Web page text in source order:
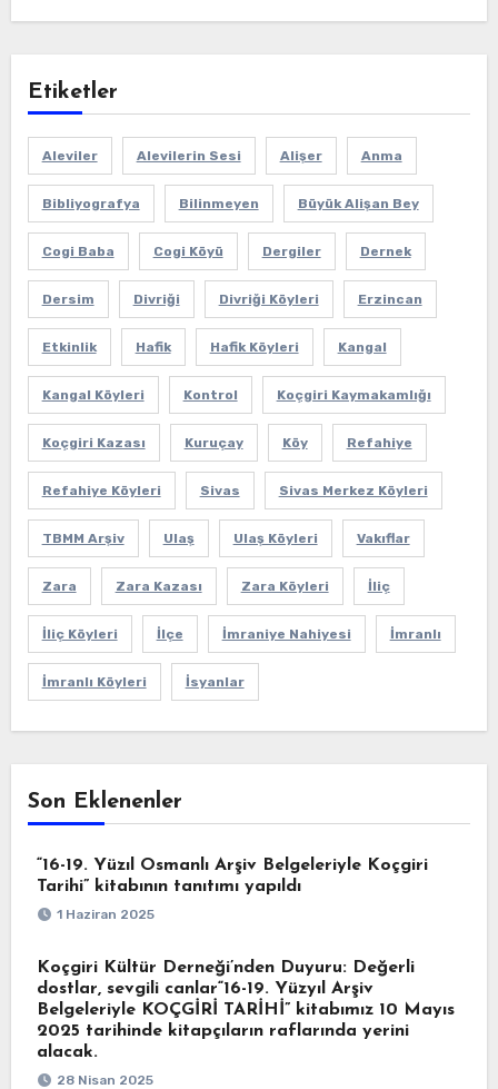
Etiketler
Aleviler Alevilerin Sesi Alişer Anma
Bibliyografya Bilinmeyen Büyük Alişan Bey
Cogi Baba Cogi Köyü Dergiler Dernek
Dersim Divriği Divriği Köyleri Erzincan
Etkinlik Hafik Hafik Köyleri Kangal
Kangal Köyleri Kontrol Koçgiri Kaymakamlığı
Koçgiri Kazası Kuruçay Köy Refahiye
Refahiye Köyleri Sivas Sivas Merkez Köyleri
TBMM Arşiv Ulaş Ulaş Köyleri Vakıflar
Zara Zara Kazası Zara Köyleri İliç
İliç Köyleri İlçe İmraniye Nahiyesi İmranlı
İmranlı Köyleri İsyanlar
Son Eklenenler
“16-19. Yüzıl Osmanlı Arşiv Belgeleriyle Koçgiri
Tarihi” kitabının tanıtımı yapıldı
1 Haziran 2025
Koçgiri Kültür Derneği’nden Duyuru: Değerli
dostlar, sevgili canlar“16-19. Yüzyıl Arşiv
Belgeleriyle KOÇGİRİ TARİHİ” kitabımız 10 Mayıs
2025 tarihinde kitapçıların raflarında yerini
alacak.
28 Nisan 2025